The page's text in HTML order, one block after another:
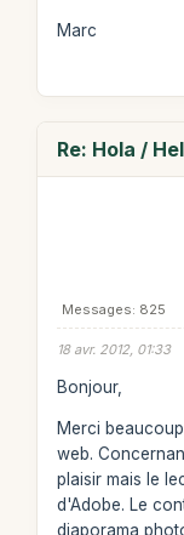
Marc
Re: Hola /
Messages: 825
18 avr. 2012, 01:33
Bonjour,
Merci
web.
plaisir mais le
d'Adobe. Le
diaporama